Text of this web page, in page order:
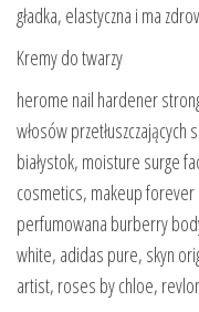
gładka, elastyczna i ma
Kremy do twarzy
herome nail hardener
włosów
białystok, moisture surge
cosmetics, makeup
perfumowana burberry
white, adidas pure, skyn
artist, roses by chloe,